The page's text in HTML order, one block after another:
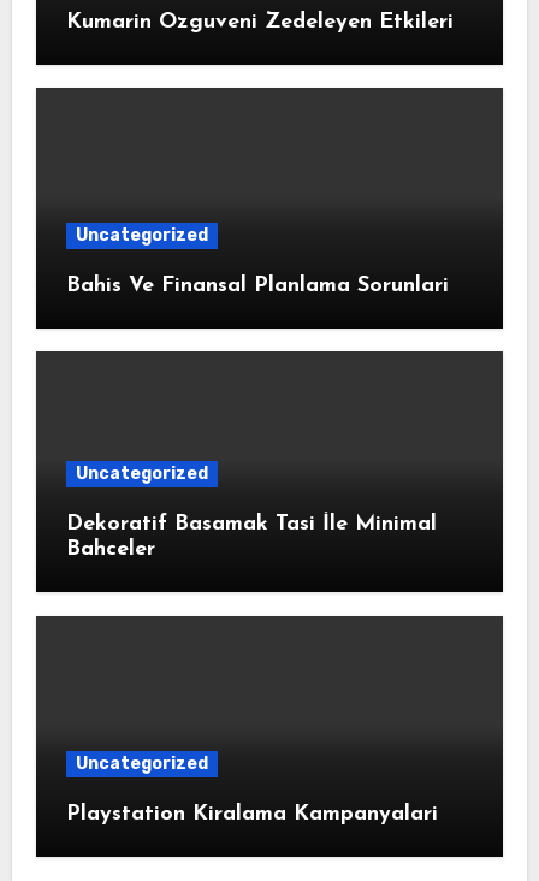
Kumarin Ozguveni Zedeleyen Etkileri
Uncategorized
Bahis Ve Finansal Planlama Sorunlari
Uncategorized
Dekoratif Basamak Tasi İle Minimal
Bahceler
Uncategorized
Playstation Kiralama Kampanyalari